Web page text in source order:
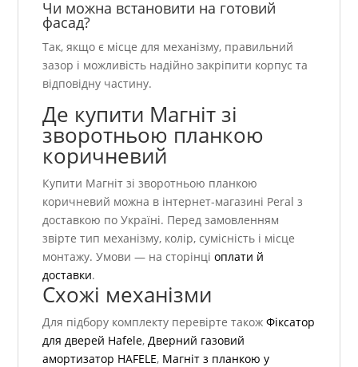
Чи можна встановити на готовий
фасад?
Так, якщо є місце для механізму, правильний
зазор і можливість надійно закріпити корпус та
відповідну частину.
Де купити Магніт зі
зворотньою планкою
коричневий
Купити Магніт зі зворотньою планкою
коричневий можна в інтернет-магазині Peral з
доставкою по Україні. Перед замовленням
звірте тип механізму, колір, сумісність і місце
монтажу. Умови — на сторінціоплати й
доставки.
Схожі механізми
Для підбору комплекту перевірте такожФіксатор
для дверей Hafele, Дверний газовий
амортизатор HAFELE, Магніт з планкою у